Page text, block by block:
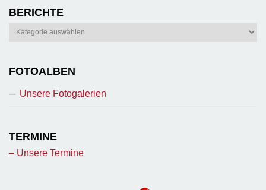
BERICHTE
Berichte
FOTOALBEN
Unsere Fotogalerien
TERMINE
– Unsere Termine